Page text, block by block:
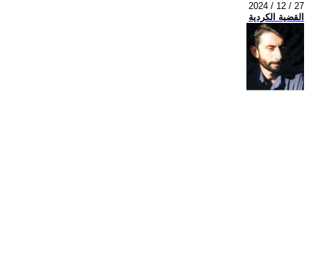
2024 / 12 / 27
القضية الكردية